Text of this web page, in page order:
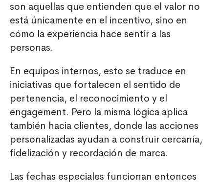
son aquellas que entienden que el valor no
está únicamente en el incentivo, sino en
cómo la experiencia hace sentir a las
personas.
En equipos internos, esto se traduce en
iniciativas que fortalecen el sentido de
pertenencia, el reconocimiento y el
engagement. Pero la misma lógica aplica
también hacia clientes, donde las acciones
personalizadas ayudan a construir cercanía,
fidelización y recordación de marca.
Las fechas especiales funcionan entonces